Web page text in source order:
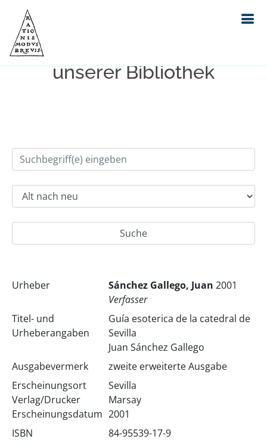
Einfache Suche im Bestand
unserer Bibliothek
Urheber Sánchez Gallego, Juan 2001
Verfasser
Titel- und
Urheberangaben
Guía esoterica de la catedral de
Sevilla
Juan Sánchez Gallego
Ausgabevermerk
zweite erweiterte Ausgabe
Erscheinungsort
Verlag/Drucker
Erscheinungsdatum
Sevilla
Marsay
2001
ISBN
84-95539-17-9